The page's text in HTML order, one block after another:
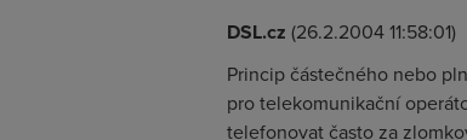
DSL.cz (26.2.2004 11:58:01)
Princip částečného nebo
pro telekomunikační
telefonovat často za